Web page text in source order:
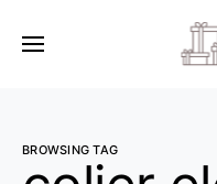
BROWSING TAG